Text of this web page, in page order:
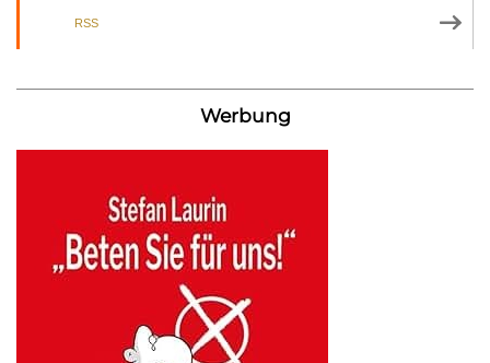
RSS
Werbung